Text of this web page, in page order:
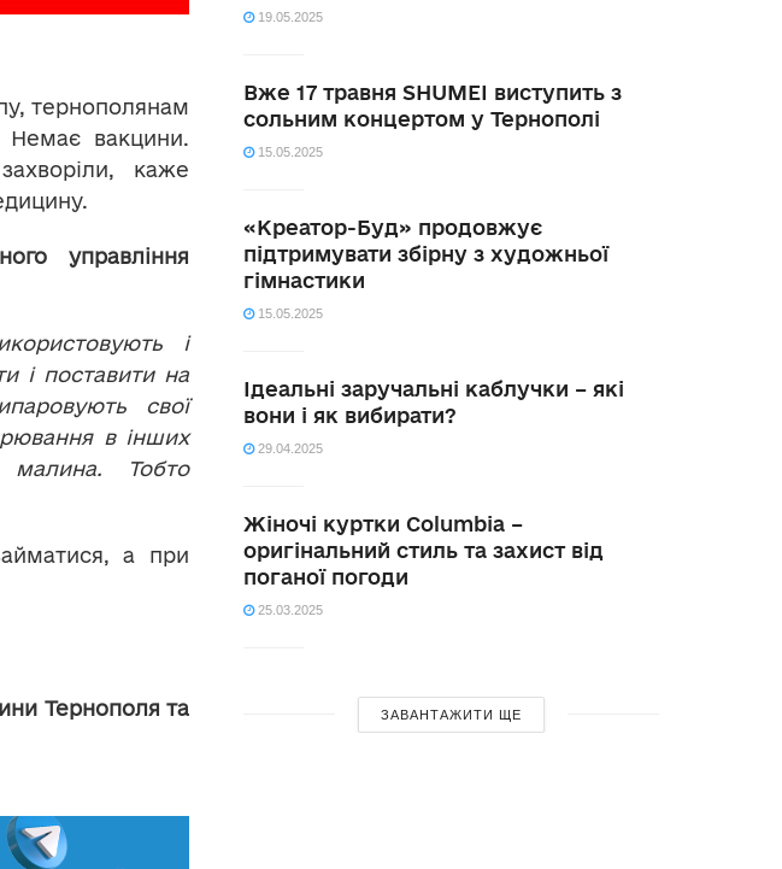
тернополянам
Немає вакцини.
каже
управління
і
і поставити на
свої
в інших
малина. Тобто
а при
Тернополя та
19.05.2025
Вже 17 травня SHUMEI виступить з
сольним концертом у Тернополі
15.05.2025
«Креатор-Буд» продовжує
підтримувати збірну з художньої
гімнастики
15.05.2025
Ідеальні заручальні каблучки – які
вони і як вибирати?
29.04.2025
Жіночі куртки Columbia –
оригінальний стиль та захист від
поганої погоди
25.03.2025
ЗАВАНТАЖИТИ ЩЕ